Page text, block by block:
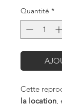
Quantité *
Cette
la location,